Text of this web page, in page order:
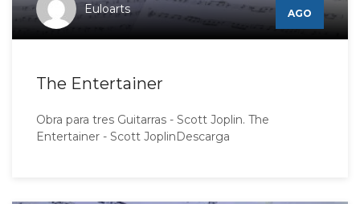
Euloarts AGO
The Entertainer
Obra para tres Guitarras - Scott Joplin. The
Entertainer - Scott JoplinDescarga